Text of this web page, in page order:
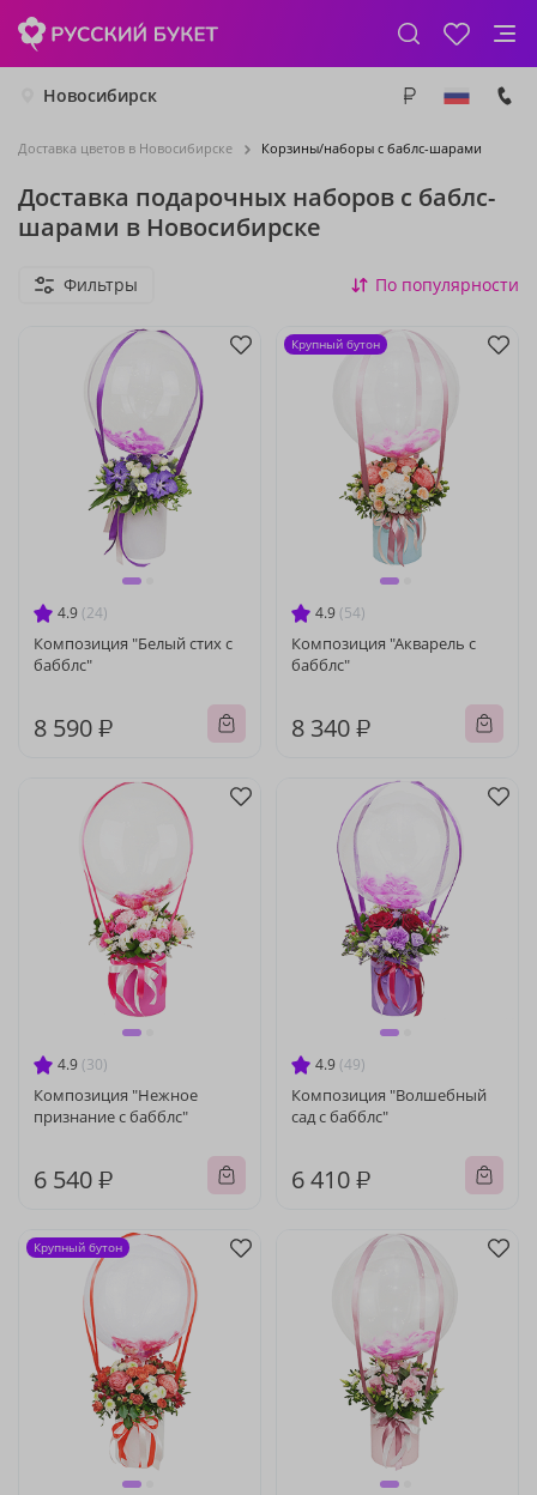
Новосибирск
Доставка цветов в Новосибирске Корзины/наборы с баблс-шарами
Доставка подарочных наборов с баблс-
шарами в Новосибирске
Фильтры По популярности
4.9 (24)
Композиция "Белый стих с
бабблс"
8 590 ₽
4.9 (54)
Композиция "Акварель с
бабблс"
8 340 ₽
Крупный бутон
4.9 (30)
Композиция "Нежное
признание с бабблс"
6 540 ₽
4.9 (49)
Композиция "Волшебный
сад с бабблс"
6 410 ₽
Крупный бутон